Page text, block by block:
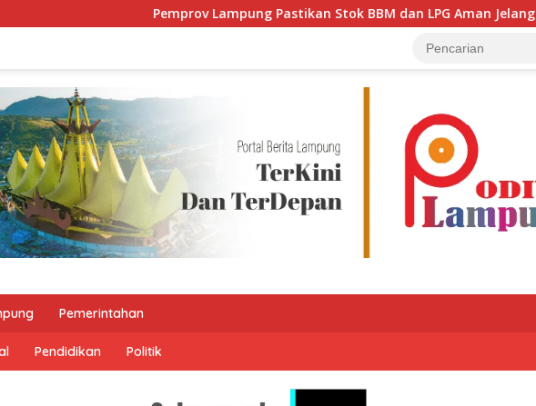
Pemprov Lampung Pastikan Stok BBM dan LPG Aman Jelang Lebaran
Pemerintahan
Pendidikan Politik